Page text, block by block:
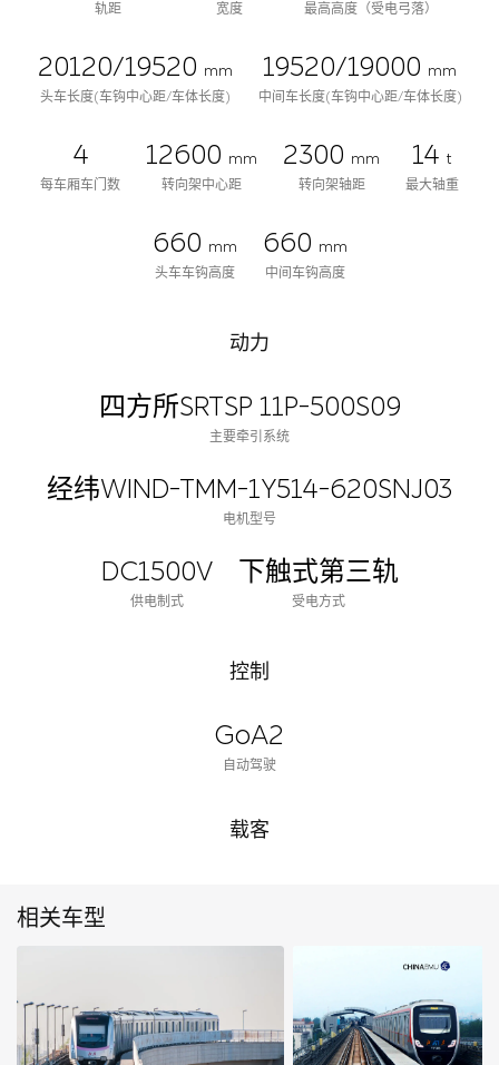
轨距
宽度
最高高度（受电弓落）
20120/19520 mm
头车长度(车钩中心距/车体长度)
19520/19000 mm
中间车长度(车钩中心距/车体长度)
4
每车厢车门数
12600 mm
转向架中心距
2300 mm
转向架轴距
14 t
最大轴重
660 mm
头车车钩高度
660 mm
中间车钩高度
动力
四方所SRTSP 11P-500S09
主要牵引系统
经纬WIND-TMM-1Y514-620SNJ03
电机型号
DC1500V
供电制式
下触式第三轨
受电方式
控制
GoA2
自动驾驶
载客
相关车型